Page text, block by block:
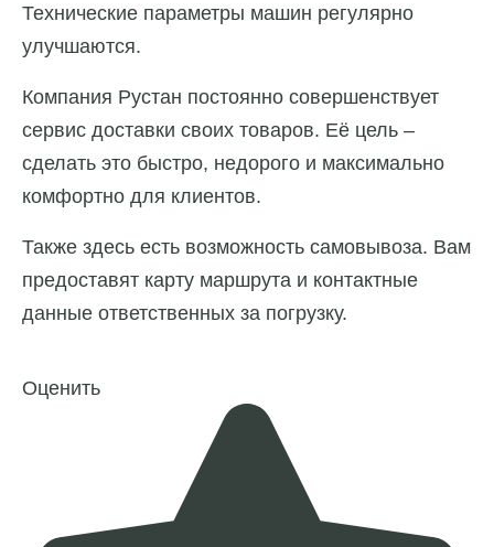
Технические параметры машин регулярно
улучшаются.
Компания Рустан постоянно совершенствует
сервис доставки своих товаров. Её цель –
сделать это быстро, недорого и максимально
комфортно для клиентов.
Также здесь есть возможность самовывоза. Вам
предоставят карту маршрута и контактные
данные ответственных за погрузку.
Оценить